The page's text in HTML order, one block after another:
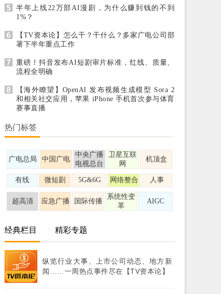
半年上线22万部AI漫剧，为什么赚到钱的不到
1%？
【TV资本论】怎么干？干什么？多家广电公司部
署下半年重点工作
重磅！抖音发布AI短剧审片标准，红线、质量、
流程全明确
【海外瞭望】OpenAI 发布视频生成模型 Sora 2
和相关社交应用，苹果 iPhone 手机首次参与体育
赛事直播
热门标签
广电总局 中国广电
中央广播
电视总台
卫星互联
网
机顶盒
有线 微短剧 5G&6G 网络整合 人事
超高清 应急广播 国际传播
系统性变
革
AIGC
经典栏目 精彩专题
纵览行业大事、上市公司动态、地方新
闻……一周热点事件尽在【TV资本论】